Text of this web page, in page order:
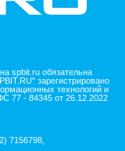
spbit.ru обязательна
зарегистрировано
технологий и
77 - 84345 от 26.12.2022
7156798,